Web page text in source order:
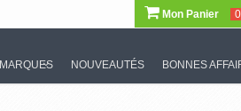
Mon Panier
MARQUES NOUVEAUTÉS BONNES